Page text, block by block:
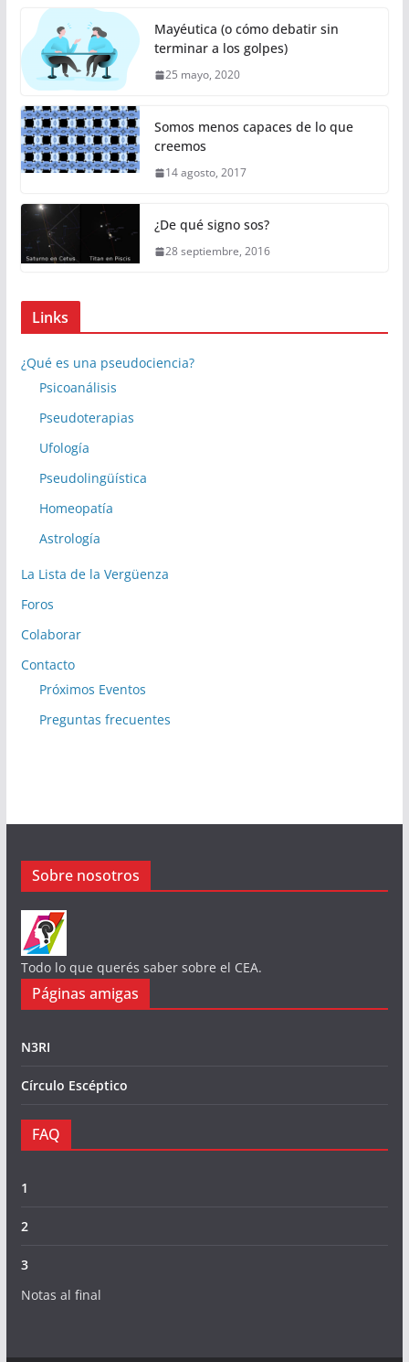
Mayéutica (o cómo debatir sin
terminar a los golpes)
25 mayo, 2020
Somos menos capaces de lo que
creemos
14 agosto, 2017
¿De qué signo sos?
28 septiembre, 2016
Links
¿Qué es una pseudociencia?
Psicoanálisis
Pseudoterapias
Ufología
Pseudolingüística
Homeopatía
Astrología
La Lista de la Vergüenza
Foros
Colaborar
Contacto
Próximos Eventos
Preguntas frecuentes
Sobre nosotros
Todo lo que querés saber sobre el CEA.
Páginas amigas
N3RI
Círculo Escéptico
FAQ
1
2
3
Notas al final